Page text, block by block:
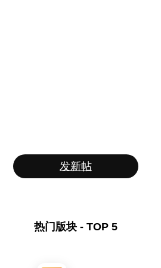
发新帖
热门版块 - TOP 5